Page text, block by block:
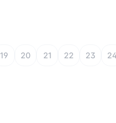
19 20 21 22 23